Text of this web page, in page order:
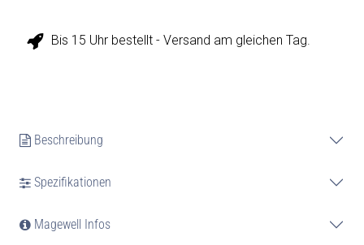
Bis 15 Uhr bestellt - Versand am gleichen Tag.
Beschreibung
Spezifikationen
Magewell Infos